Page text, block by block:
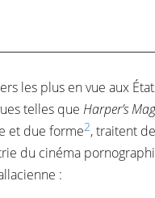
les plus en vue aux
telles que Harper’s
et due forme2, traitent
du cinéma
: